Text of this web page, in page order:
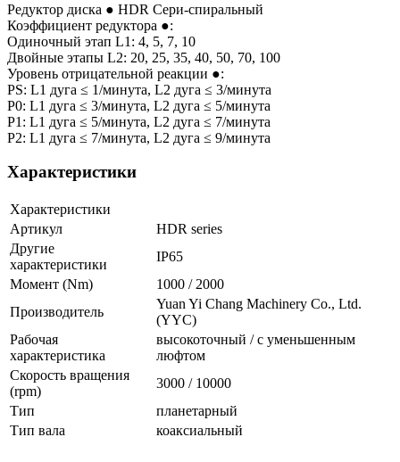
Редуктор диска ● HDR Сери-спиральный
Коэффициент редуктора ●:
Одиночный этап L1: 4, 5, 7, 10
Двойные этапы L2: 20, 25, 35, 40, 50, 70, 100
Уровень отрицательной реакции ●:
PS: L1 дуга ≤ 1/минута, L2 дуга ≤ 3/минута
P0: L1 дуга ≤ 3/минута, L2 дуга ≤ 5/минута
P1: L1 дуга ≤ 5/минута, L2 дуга ≤ 7/минута
P2: L1 дуга ≤ 7/минута, L2 дуга ≤ 9/минута
Характеристики
Характеристики
Артикул
HDR series
Другие
характеристики
IP65
Момент (Nm)
1000 / 2000
Производитель
Yuan Yi Chang Machinery Co., Ltd.
(YYC)
Рабочая
характеристика
высокоточный / с уменьшенным
люфтом
Скорость вращения
(rpm)
3000 / 10000
Тип
планетарный
Тип вала
коаксиальный